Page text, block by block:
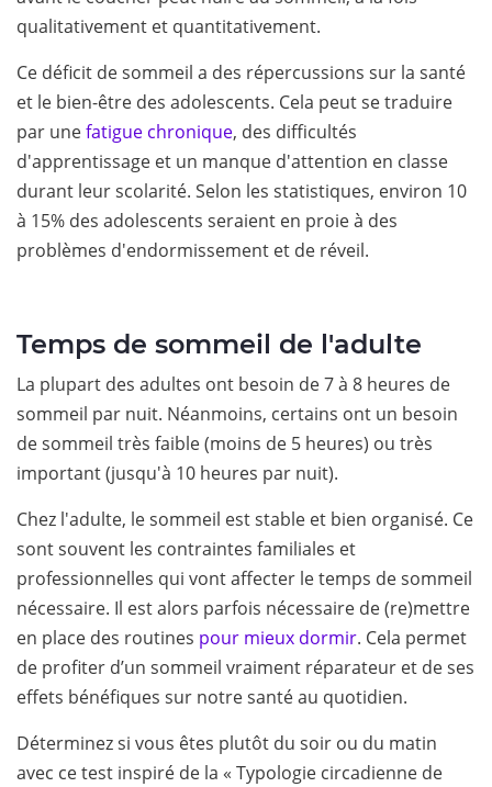
qualitativement et quantitativement.
Ce déficit de sommeil a des répercussions sur la santé
et le bien-être des adolescents. Cela peut se traduire
par unefatigue chronique, des difficultés
d'apprentissage et un manque d'attention en classe
durant leur scolarité. Selon les statistiques, environ 10
à 15% des adolescents seraient en proie à des
problèmes d'endormissement et de réveil.
Temps de sommeil de l'adulte
La plupart des adultes ont besoin de 7 à 8 heures de
sommeil par nuit. Néanmoins, certains ont un besoin
de sommeil très faible (moins de 5 heures) ou très
important (jusqu'à 10 heures par nuit).
Chez l'adulte, le sommeil est stable et bien organisé. Ce
sont souvent les contraintes familiales et
professionnelles qui vont affecter le temps de sommeil
nécessaire. Il est alors parfois nécessaire de (re)mettre
en place des routines pour mieux dormir. Cela permet
de profiter d’un sommeil vraiment réparateur et de ses
effets bénéfiques sur notre santé au quotidien.
Déterminez si vous êtes plutôt du soir ou du matin
avec ce test inspiré de la « Typologie circadienne de